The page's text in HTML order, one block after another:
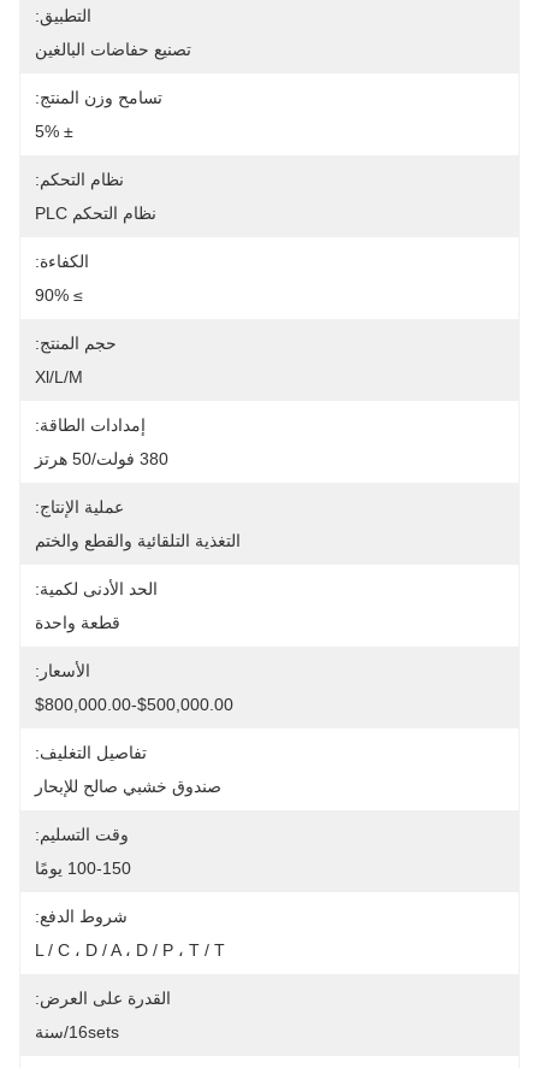
التطبيق:
تصنيع حفاضات البالغين
تسامح وزن المنتج:
± 5%
نظام التحكم:
نظام التحكم PLC
الكفاءة:
≥ 90%
حجم المنتج:
Xl/l/m
إمدادات الطاقة:
380 فولت/50 هرتز
عملية الإنتاج:
التغذية التلقائية والقطع والختم
الحد الأدنى لكمية:
قطعة واحدة
الأسعار:
$500,000.00-$800,000.00
تفاصيل التغليف:
صندوق خشبي صالح للإبحار
وقت التسليم:
100-150 يومًا
شروط الدفع:
L / C ، D / A ، D / P ، T / T
القدرة على العرض:
16sets/سنة